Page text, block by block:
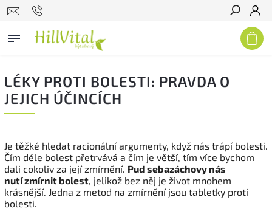
Hledat
LÉKY PROTI BOLESTI: PRAVDA O
JEJICH ÚČINCÍCH
Je těžké hledat racionální argumenty, když nás trápí bolesti.
Čím déle bolest přetrvává a čím je větší, tím více bychom
dali cokoliv za její zmírnění. Pud sebazáchovy nás
nutí zmírnit bolest, jelikož bez něj je život mnohem
krásnější. Jedna z metod na zmírnění jsou tabletky proti
bolesti.